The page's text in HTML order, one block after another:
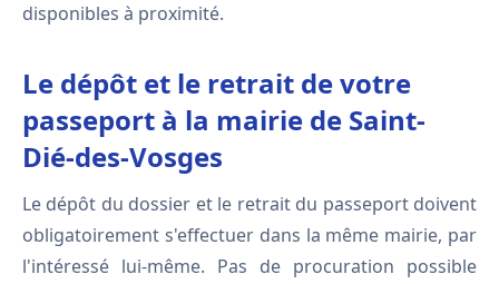
disponibles à proximité.
Le dépôt et le retrait de votre
passeport à la mairie de Saint-
Dié-des-Vosges
Le dépôt du dossier et le retrait du passeport doivent
obligatoirement s'effectuer dans la même mairie, par
l'intéressé lui-même. Pas de procuration possible